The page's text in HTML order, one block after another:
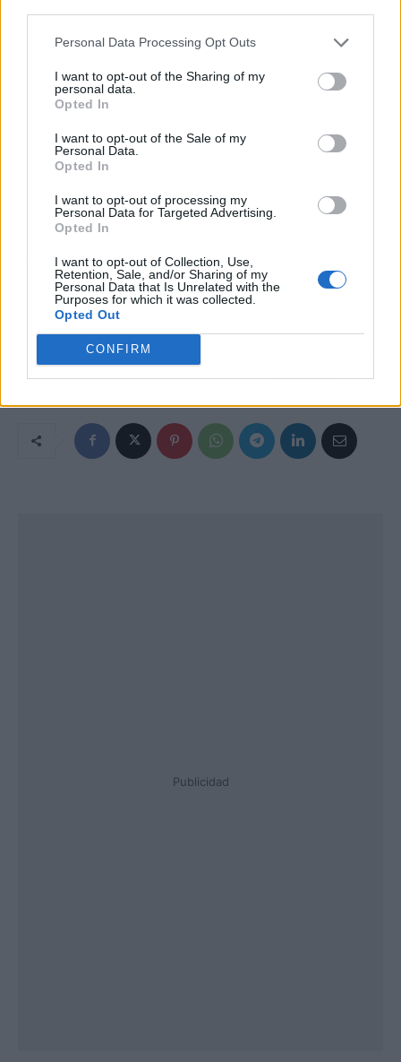
Personal Data Processing Opt Outs
I want to opt-out of the Sharing of my
personal data.
Opted In
I want to opt-out of the Sale of my
Personal Data.
Opted In
I want to opt-out of processing my
Personal Data for Targeted Advertising.
Opted In
I want to opt-out of Collection, Use,
Retention, Sale, and/or Sharing of my
Personal Data that Is Unrelated with the
Purposes for which it was collected.
Opted Out
CONFIRM
Artículo anterior
La especialización en
inbound marketing de la
agencia de marketing
digital Rumpelstinski
Valoración de pacientes
Nesplora, herramienta
Psychometrics
Publicidad